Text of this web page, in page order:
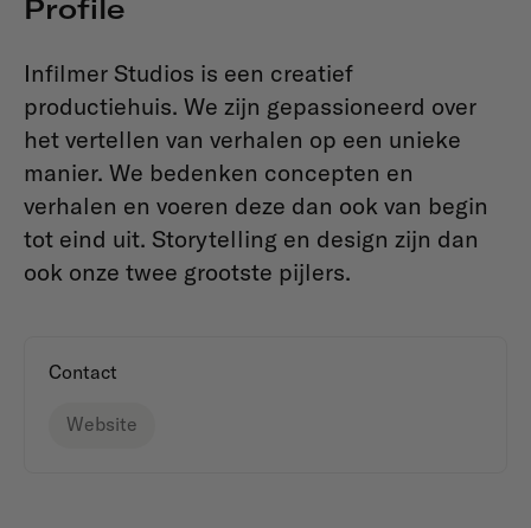
Profile
Infilmer Studios is een creatief
productiehuis. We zijn gepassioneerd over
het vertellen van verhalen op een unieke
manier. We bedenken concepten en
verhalen en voeren deze dan ook van begin
tot eind uit. Storytelling en design zijn dan
ook onze twee grootste pijlers.
Contact
Website